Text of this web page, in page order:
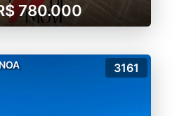
780.000
3161